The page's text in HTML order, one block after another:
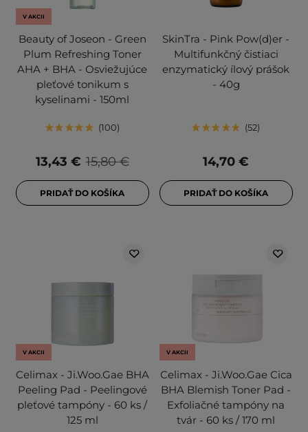
V AKCII
Beauty of Joseon - Green
Plum Refreshing Toner
AHA + BHA - Osviežujúce
pleťové tonikum s
kyselinami - 150ml
100
15,80 €
13,43 €
PRIDAŤ DO KOŠÍKA
SkinTra - Pink Pow(d)er -
Multifunkčný čistiaci
enzymatický ílový prášok
- 40g
52
14,70 €
PRIDAŤ DO KOŠÍKA
V AKCII
Celimax - Ji.Woo.Gae BHA
Peeling Pad - Peelingové
pleťové tampóny - 60 ks /
125 ml
V AKCII
Celimax - Ji.Woo.Gae Cica
BHA Blemish Toner Pad -
Exfoliačné tampóny na
tvár - 60 ks / 170 ml